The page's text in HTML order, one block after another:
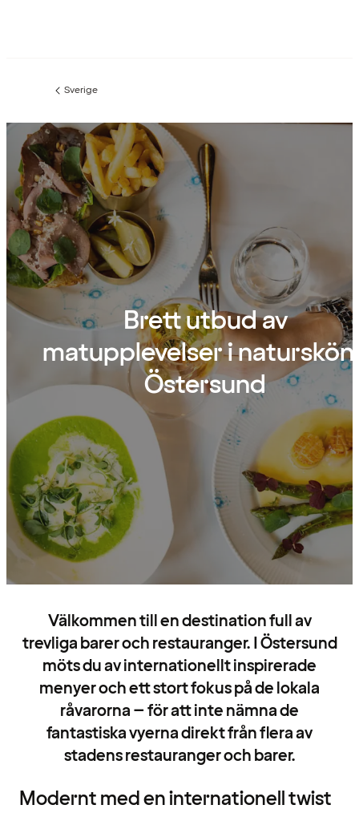
Föregående
Sverige
Brett utbud av
matupplevelser i
Östersund
Välkommen till en destination full av
trevliga barer och restauranger. I Östersund
möts du av internationellt inspirerade
menyer och ett stort fokus på de lokala
råvarorna – för att inte nämna de
fantastiska vyerna direkt från flera av
stadens restauranger och barer.
Modernt med en internationell twist